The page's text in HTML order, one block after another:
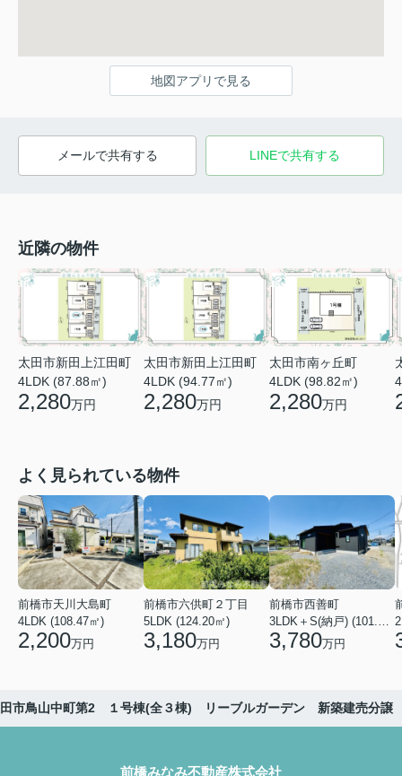
地図アプリで見る
メールで共有する LINEで共有する
近隣の物件
太田市新田上江田町
4LDK (87.88㎡)
2,280万円
太田市新田上江田町
4LDK (94.77㎡)
2,280万円
太田市南ヶ丘町
4LDK (98.82㎡)
2,280万円
よく見られている物件
前橋市天川大島町
4LDK (108.47㎡)
2,200万円
前橋市六供町２丁目
5LDK (124.20㎡)
3,180万円
前橋市西善町
3,780万円
田市鳥山中町第2 １号棟(全３棟) リーブルガーデン 新築建売分譲
前橋みなみ不動産株式会社